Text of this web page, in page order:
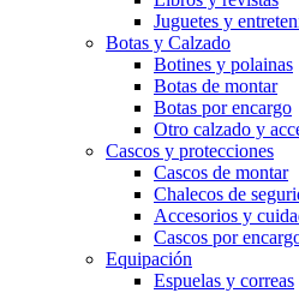
Juguetes y
Botas y Calzado
Botines y polainas
Botas de montar
Botas por encargo
Otro calzado y
Cascos y protecciones
Cascos de montar
Chalecos de
Accesorios y
Cascos por
Equipación
Espuelas y correas